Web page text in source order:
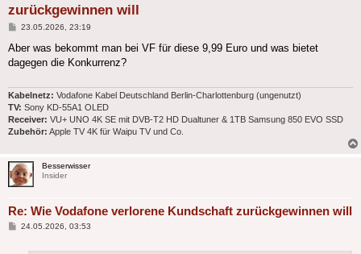
zurückgewinnen will
Beitrag
23.05.2026, 23:19
Aber was bekommt man bei VF für diese 9,99 Euro und was bietet
dagegen die Konkurrenz?
Kabelnetz: Vodafone Kabel Deutschland Berlin-Charlottenburg (ungenutzt)
TV: Sony KD-55A1 OLED
Receiver: VU+ UNO 4K SE mit DVB-T2 HD Dualtuner & 1TB Samsung 850 EVO SSD
Zubehör: Apple TV 4K für Waipu TV und Co.
Besserwisser
Insider
Re: Wie Vodafone verlorene Kundschaft zurückgewinnen will
Beitrag
24.05.2026, 03:53